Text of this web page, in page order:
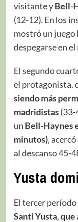
visitante yBell-
(12-12). En los
mostró un juego
despegarse en
El segundo
el protagonista,
siendo más
madridistas(33-
un Bell-Haynes
minutos),
al descanso 45-
Yusta
El tercer
Santi Yusta, que